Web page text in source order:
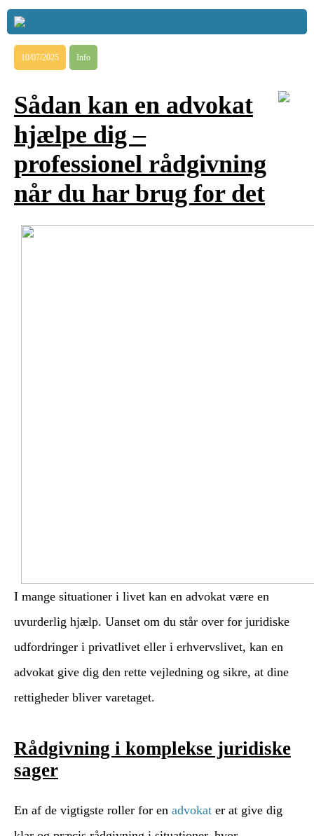
10/07/2025 Info
Sådan kan en advokat
hjælpe dig –
professionel rådgivning
når du har brug for det
I mange situationer i livet kan en advokat være en
uvurderlig hjælp. Uanset om du står over for juridiske
udfordringer i privatlivet eller i erhvervslivet, kan en
advokat give dig den rette vejledning og sikre, at dine
rettigheder bliver varetaget.
Rådgivning i komplekse juridiske
sager
En af de vigtigste roller for en advokat er at give dig